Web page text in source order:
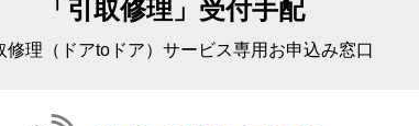
「引取修理」受付手配
修理（ドアtoドア）サービス専用お申込み窓口